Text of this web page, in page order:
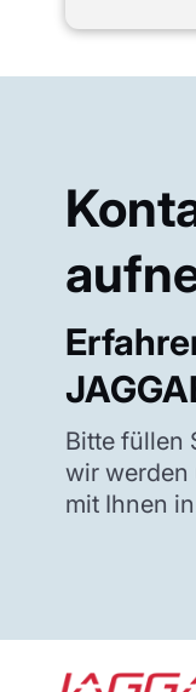
Bitte füllen
wir werden
mit Ihnen